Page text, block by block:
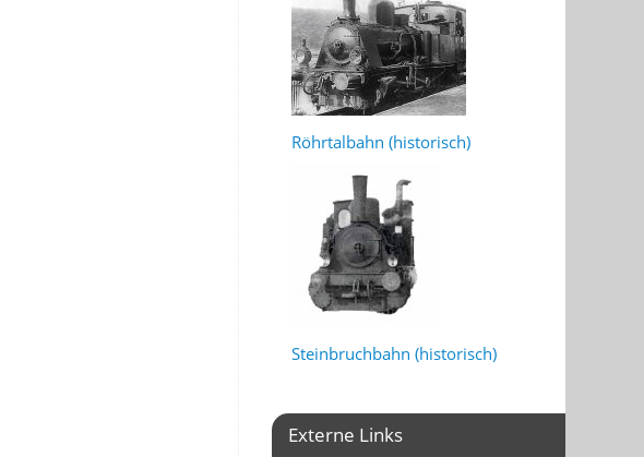
Röhrtalbahn (historisch)
Steinbruchbahn (historisch)
Externe Links